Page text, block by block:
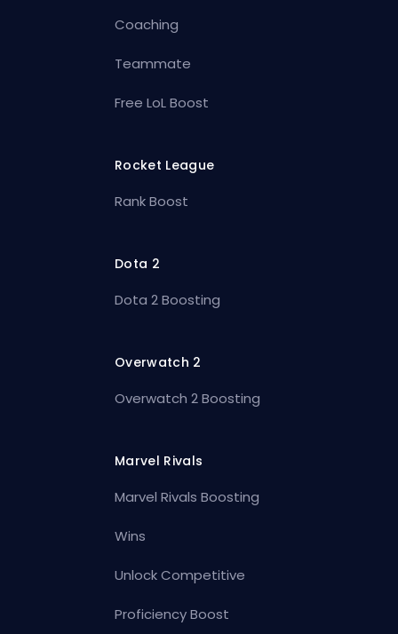
Coaching
Teammate
Free LoL Boost
Rocket League
Rank Boost
Dota 2
Dota 2 Boosting
Overwatch 2
Overwatch 2 Boosting
Marvel Rivals
Marvel Rivals Boosting
Wins
Unlock Competitive
Proficiency Boost